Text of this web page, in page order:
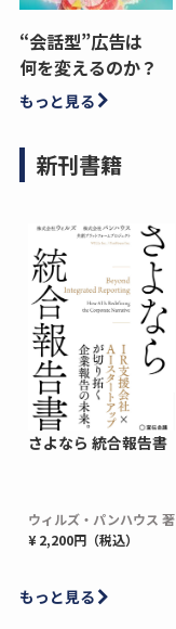
“会話型”広告は
何を変えるのか？
もっと見る
新刊書籍
さよなら 統合報告書
ウィルズ・パンハウス 著
¥ 2,200円（税込）
もっと見る